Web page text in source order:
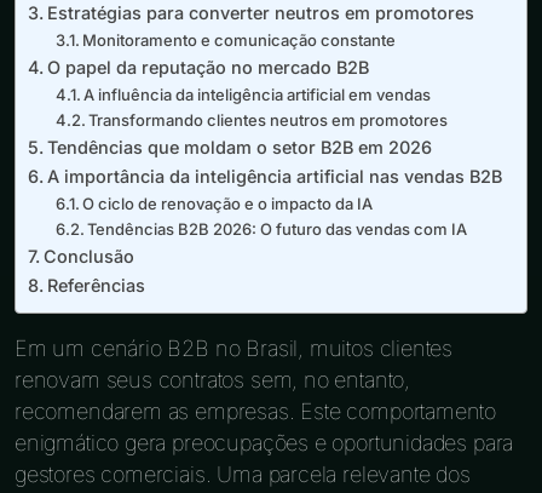
Estratégias para converter neutros em promotores
Monitoramento e comunicação constante
O papel da reputação no mercado B2B
A influência da inteligência artificial em vendas
Transformando clientes neutros em promotores
Tendências que moldam o setor B2B em 2026
A importância da inteligência artificial nas vendas B2B
O ciclo de renovação e o impacto da IA
Tendências B2B 2026: O futuro das vendas com IA
Conclusão
Referências
Em um cenário B2B no Brasil, muitos clientes
renovam seus contratos sem, no entanto,
recomendarem as empresas. Este comportamento
enigmático gera preocupações e oportunidades para
gestores comerciais. Uma parcela relevante dos